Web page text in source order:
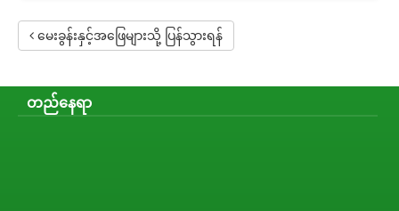
မေးခွန်းနှင့်အဖြေများသို့ ပြန်သွားရန်
တည်နေရာ